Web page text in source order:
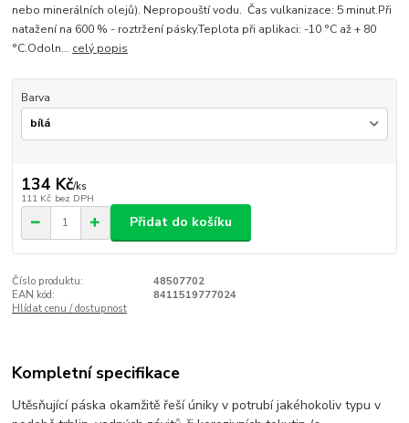
nebo minerálních olejů). Nepropouští vodu. Čas vulkanizace: 5 minut.Při
natažení na 600 % - roztržení pásky.Teplota při aplikaci: -10 °C až + 80
°C.Odoln... celý popis
Barva
134 Kč/ks
111 Kč bez DPH
Přidat do košíku
Číslo produktu:
48507702
EAN kód:
8411519777024
Hlídat cenu / dostupnost
Kompletní specifikace
Utěsňující páska okamžitě řeší úniky v potrubí jakéhokoliv typu v